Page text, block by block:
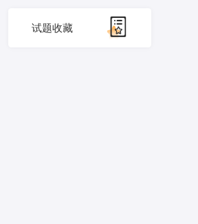
试题收藏